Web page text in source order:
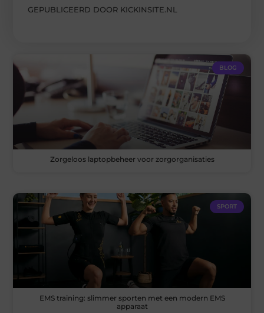
GEPUBLICEERD DOOR KICKINSITE.NL
BLOG
Zorgeloos laptopbeheer voor zorgorganisaties
SPORT
EMS training: slimmer sporten met een modern EMS
apparaat